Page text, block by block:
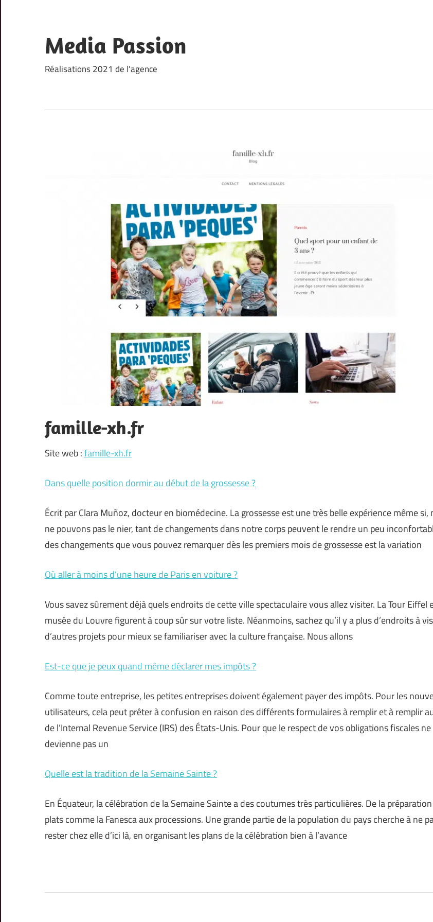
content
Media Passion
Réalisations 2021 de l'agence
famille-xh.fr
Site web :famille-xh.fr
Dans quelle position dormir au début de la grossesse ?
Écrit par Clara Muñoz, docteur en biomédecine. La grossesse est une très belle expérience même si,
ne pouvons pas le nier, tant de changements dans notre corps peuvent le rendre un peu
des changements que vous pouvez remarquer dès les premiers mois de grossesse est la variation
Où aller à moins d’une heure de Paris en voiture ?
Vous savez sûrement déjà quels endroits de cette ville spectaculaire vous allez visiter. La Tour Eiffel
musée du Louvre figurent à coup sûr sur votre liste. Néanmoins, sachez qu’il y a plus d’endroits à
d’autres projets pour mieux se familiariser avec la culture française. Nous allons
Est-ce que je peux quand même déclarer mes impôts ?
Comme toute entreprise, les petites entreprises doivent également payer des impôts. Pour les
utilisateurs, cela peut prêter à confusion en raison des différents formulaires à remplir et à remplir
de l’Internal Revenue Service (IRS) des États-Unis. Pour que le respect de vos obligations fiscales ne
devienne pas un
Quelle est la tradition de la Semaine Sainte ?
En Équateur, la célébration de la Semaine Sainte a des coutumes très particulières. De la
plats comme la Fanesca aux processions. Une grande partie de la population du pays cherche à ne
rester chez elle d’ici là, en organisant les plans de la célébration bien à l’avance